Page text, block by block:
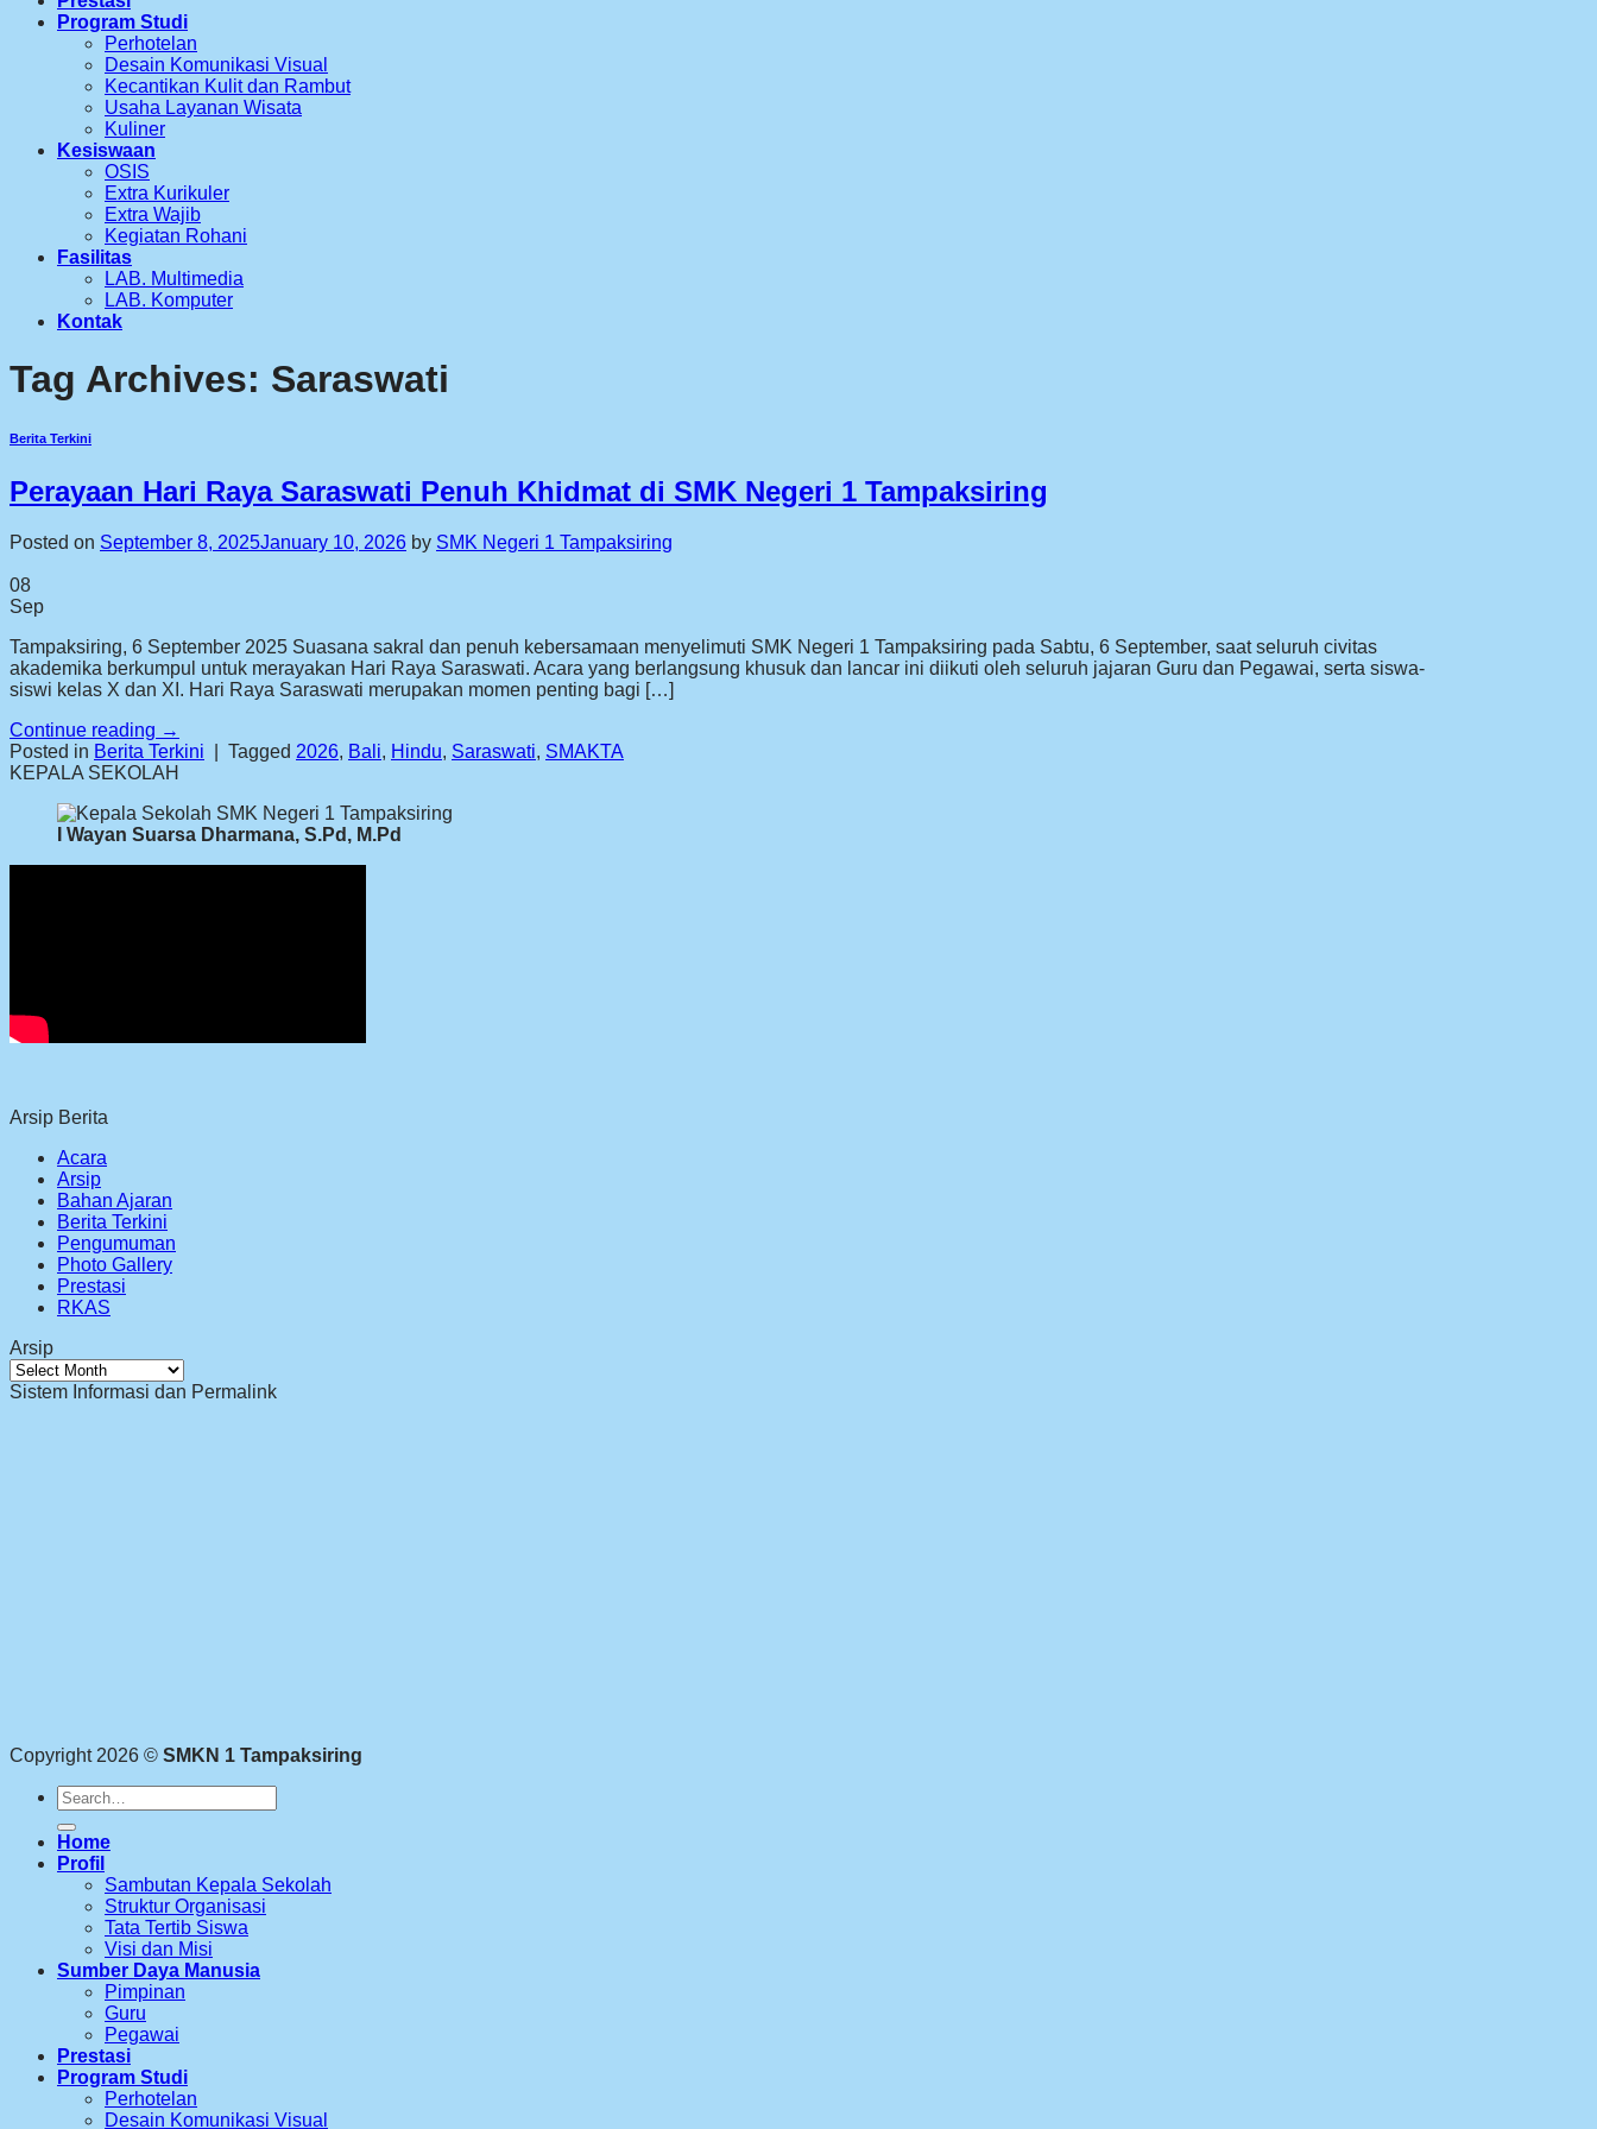
Program Studi
Perhotelan
Desain Komunikasi Visual
Kecantikan Kulit dan Rambut
Usaha Layanan Wisata
Kuliner
Kesiswaan
OSIS
Extra Kurikuler
Extra Wajib
Kegiatan Rohani
Fasilitas
LAB. Multimedia
LAB. Komputer
Kontak
Tag Archives: Saraswati
Berita Terkini
Perayaan Hari Raya Saraswati Penuh Khidmat di SMK Negeri 1 Tampaksiring
Posted on September 8, 2025January 10, 2026 by SMK Negeri 1 Tampaksiring
08
Sep
Tampaksiring, 6 September 2025 Suasana sakral dan penuh kebersamaan menyelimuti SMK Negeri 1 Tampaksiring pada Sabtu, 6 September, saat seluruh civitas
akademika berkumpul untuk merayakan Hari Raya Saraswati. Acara yang berlangsung khusuk dan lancar ini diikuti oleh seluruh jajaran Guru dan Pegawai, serta siswa-
siswi kelas X dan XI. Hari Raya Saraswati merupakan momen penting bagi […]
Continue reading →
Posted in Berita Terkini Tagged 2026, Bali, Hindu, Saraswati, SMAKTA
KEPALA SEKOLAH
I Wayan Suarsa Dharmana, S.Pd, M.Pd
Arsip Berita
Acara
Arsip
Bahan Ajaran
Berita Terkini
Pengumuman
Photo Gallery
Prestasi
RKAS
Arsip
Arsip
Sistem Informasi dan Permalink
Copyright 2026 © SMKN 1 Tampaksiring
Search
for:
Home
Profil
Sambutan Kepala Sekolah
Struktur Organisasi
Tata Tertib Siswa
Visi dan Misi
Sumber Daya Manusia
Pimpinan
Guru
Pegawai
Prestasi
Program Studi
Perhotelan
Desain Komunikasi Visual